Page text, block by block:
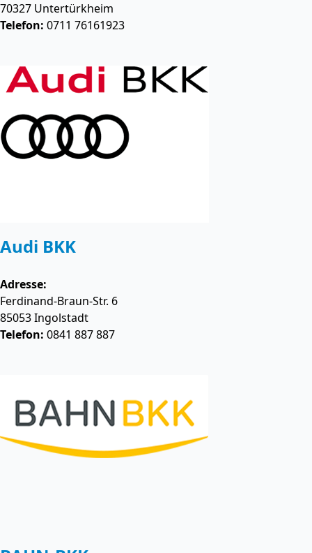
70327 Untertürkheim
Telefon: 0711 76161923
Audi BKK
Adresse:
Ferdinand-Braun-Str. 6
85053Ingolstadt
Telefon: 0841 887 887